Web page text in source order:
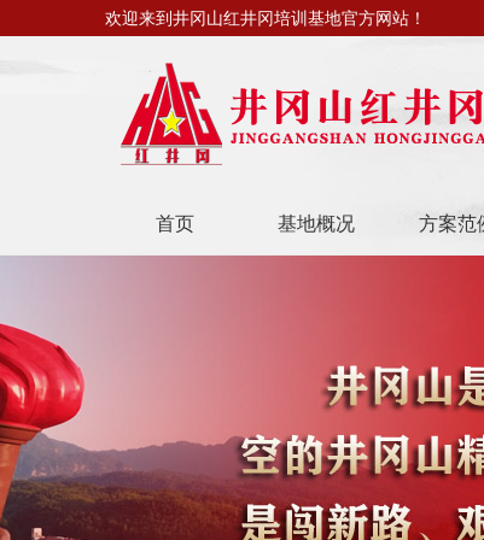
欢迎来到井冈山红井冈培训基地官方网站！
首页 基地概况 方案范